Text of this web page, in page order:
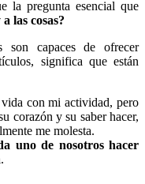
la pregunta esencial que
las cosas?
son capaces de ofrecer
significa que están
con mi actividad, pero
corazón y su saber hacer,
me molesta.
uno de nosotros hacer
.